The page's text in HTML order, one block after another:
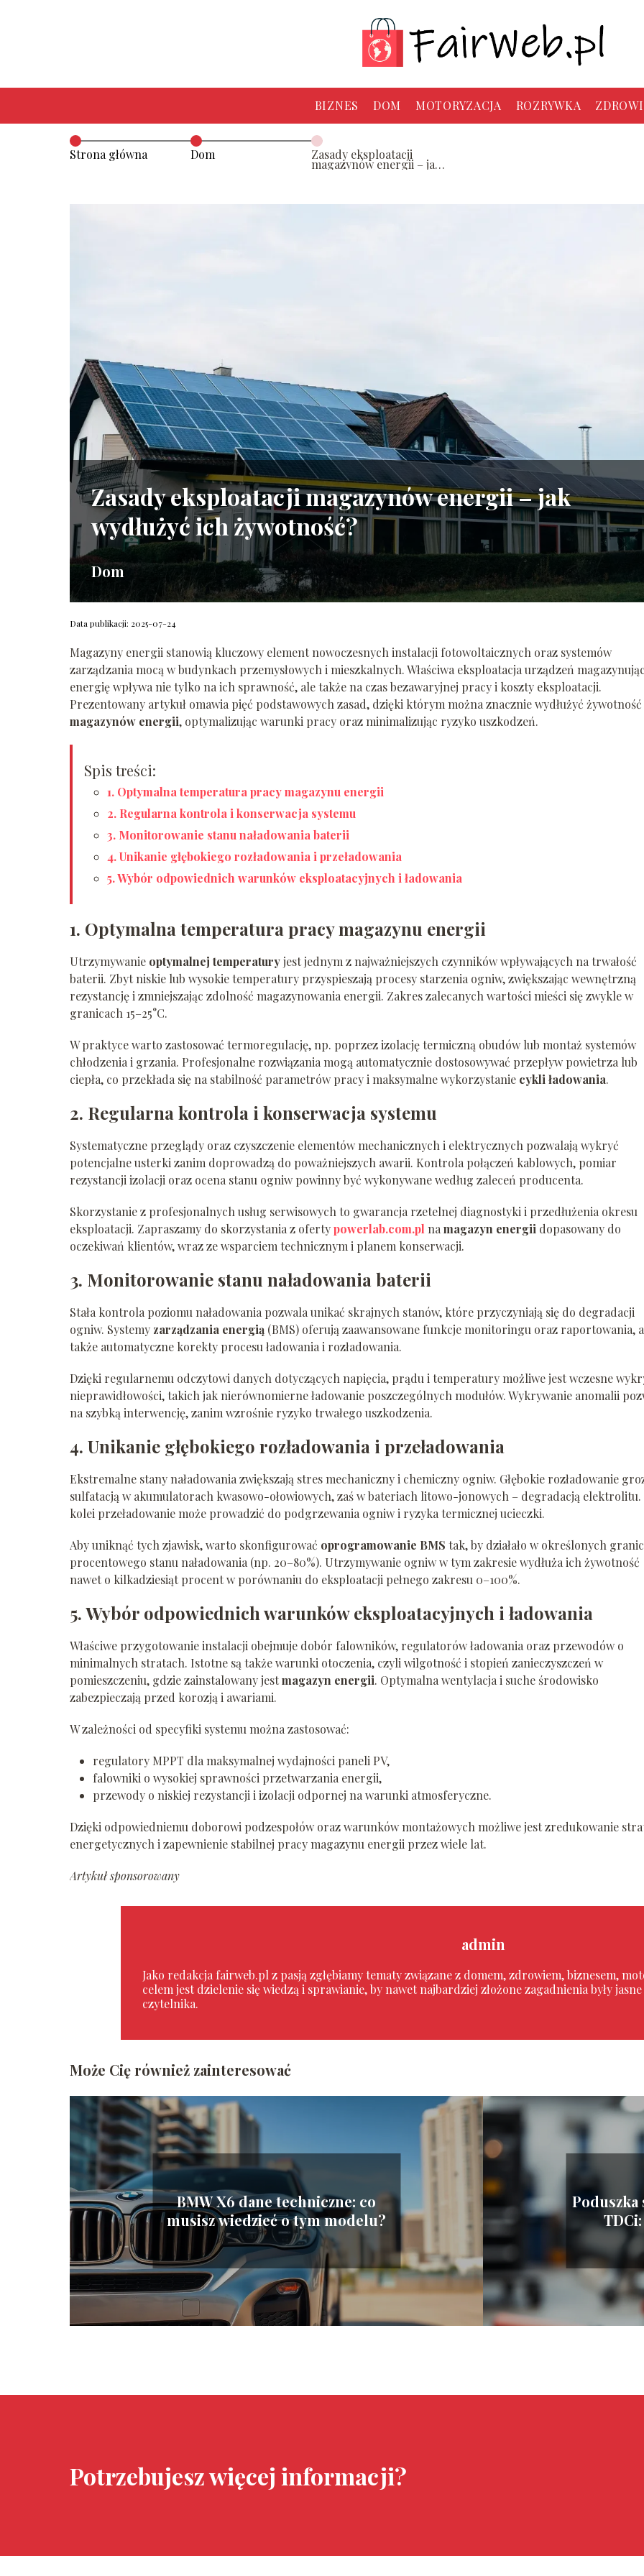
BIZNES DOM MOTORYZACJA ROZRYWKA
Strona główna Dom Zasady eksploatacji
magazynów energii – jak
wydłużyć ich żywotność?
Zasady eksploatacji magazynów energii – jak
wydłużyć ich żywotność?
Dom
Data publikacji: 2025-07-24
Magazyny energii stanowią kluczowy element nowoczesnych instalacji fotowoltaicznych oraz systemów
zarządzania mocą w budynkach przemysłowych i mieszkalnych. Właściwa eksploatacja urządzeń
energię wpływa nie tylko na ich sprawność, ale także na czas bezawaryjnej pracy i koszty eksploatacji.
Prezentowany artykuł omawia pięć podstawowych zasad, dzięki którym można znacznie wydłużyć żywotność
magazynów energii, optymalizując warunki pracy oraz minimalizując ryzyko uszkodzeń.
Spis treści:
1. Optymalna temperatura pracy magazynu energii
2. Regularna kontrola i konserwacja systemu
3. Monitorowanie stanu naładowania baterii
4. Unikanie głębokiego rozładowania i przeładowania
5. Wybór odpowiednich warunków eksploatacyjnych i ładowania
1. Optymalna temperatura pracy magazynu energii
Utrzymywanie optymalnej temperaturyjest jednym z najważniejszych czynników wpływających na trwałość
baterii. Zbyt niskie lub wysokie temperatury przyspieszają procesy starzenia ogniw, zwiększając wewnętrzną
rezystancję i zmniejszając zdolność magazynowania energii. Zakres zalecanych wartości mieści się zwykle w
granicach 15–25°C.
W praktyce warto zastosować termoregulację, np. poprzez izolację termiczną obudów lub montaż systemów
chłodzenia i grzania. Profesjonalne rozwiązania mogą automatycznie dostosowywać przepływ powietrza lub
ciepła, co przekłada się na stabilność parametrów pracy i maksymalne wykorzystanie cykli ładowania.
2. Regularna kontrola i konserwacja systemu
Systematyczne przeglądy oraz czyszczenie elementów mechanicznych i elektrycznych pozwalają wykryć
potencjalne usterki zanim doprowadzą do poważniejszych awarii. Kontrola połączeń kablowych, pomiar
rezystancji izolacji oraz ocena stanu ogniw powinny być wykonywane według zaleceń producenta.
Skorzystanie z profesjonalnych usług serwisowych to gwarancja rzetelnej diagnostyki i przedłużenia okresu
eksploatacji. Zapraszamy do skorzystania z ofertypowerlab.com.plnamagazyn energii dopasowany do
oczekiwań klientów, wraz ze wsparciem technicznym i planem konserwacji.
3. Monitorowanie stanu naładowania baterii
Stała kontrola poziomu naładowania pozwala unikać skrajnych stanów, które przyczyniają się do degradacji
ogniw. Systemy zarządzania energią (BMS) oferują zaawansowane funkcje monitoringu oraz raportowania, a
także automatyczne korekty procesu ładowania i rozładowania.
Dzięki regularnemu odczytowi danych dotyczących napięcia, prądu i temperatury możliwe jest wczesne
nieprawidłowości, takich jak nierównomierne ładowanie poszczególnych modułów. Wykrywanie anomalii
na szybką interwencję, zanim wzrośnie ryzyko trwałego uszkodzenia.
4. Unikanie głębokiego rozładowania i przeładowania
Ekstremalne stany naładowania zwiększają stres mechaniczny i chemiczny ogniw. Głębokie rozładowanie
sulfatacją w akumulatorach kwasowo-ołowiowych, zaś w bateriach litowo-jonowych – degradacją elektrolitu.
kolei przeładowanie może prowadzić do podgrzewania ogniw i ryzyka termicznej ucieczki.
Aby uniknąć tych zjawisk, warto skonfigurować oprogramowanie BMS tak, by działało w określonych
procentowego stanu naładowania (np. 20–80%). Utrzymywanie ogniw w tym zakresie wydłuża ich żywotność
nawet o kilkadziesiąt procent w porównaniu do eksploatacji pełnego zakresu 0–100%.
5. Wybór odpowiednich warunków eksploatacyjnych i ładowania
Właściwe przygotowanie instalacji obejmuje dobór falowników, regulatorów ładowania oraz przewodów o
minimalnych stratach. Istotne są także warunki otoczenia, czyli wilgotność i stopień zanieczyszczeń w
pomieszczeniu, gdzie zainstalowany jestmagazyn energii. Optymalna wentylacja i suche środowisko
zabezpieczają przed korozją i awariami.
W zależności od specyfiki systemu można zastosować:
regulatory MPPT dla maksymalnej wydajności paneli PV,
falowniki o wysokiej sprawności przetwarzania energii,
przewody o niskiej rezystancji i izolacji odpornej na warunki atmosferyczne.
Dzięki odpowiedniemu doborowi podzespołów oraz warunków montażowych możliwe jest zredukowanie
energetycznych i zapewnienie stabilnej pracy magazynu energii przez wiele lat.
Artykuł sponsorowany
admin
Jako redakcja fairweb.pl z pasją zgłębiamy tematy związane z domem, zdrowiem, biznesem,
celem jest dzielenie się wiedzą i sprawianie, by nawet najbardziej złożone zagadnienia były
czytelnika.
Może Cię również zainteresować
BMW X6 dane techniczne: co
musisz wiedzieć o tym modelu?
Potrzebujesz więcej informacji?